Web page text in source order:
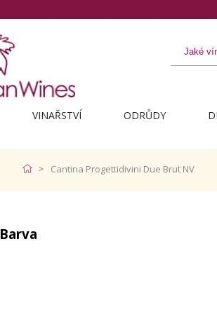
VINAŘSTVÍ ODRŮDY
Cantina Progettidivini Due Brut NV
Barva